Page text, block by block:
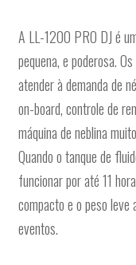
A LL-1200 PRO DJ é
pequena, e poderosa.
atender à demanda de
on-board, controle de
máquina de neblina
Quando o tanque de
funcionar por até 11
compacto e o peso leve
eventos.